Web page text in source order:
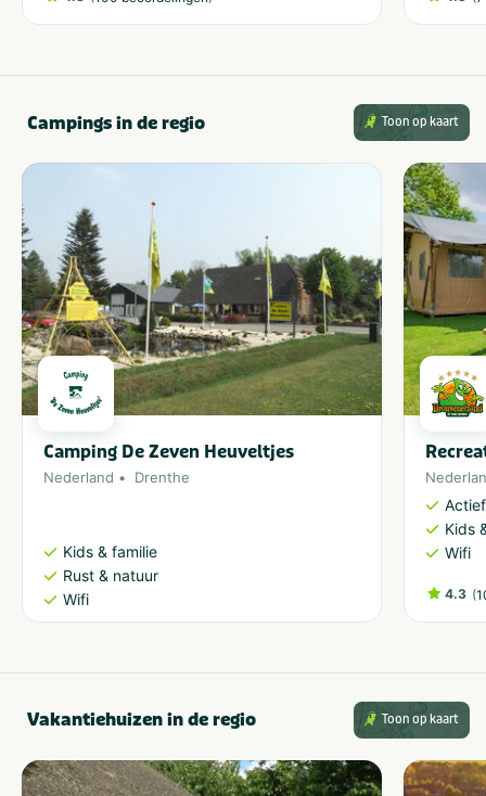
Campings in de regio Toon op kaart
Camping De Zeven Heuveltjes
Nederland Drenthe
Kids & familie
Rust & natuur
Wifi
Kids
Wifi
4.3 (
Vakantiehuizen in de regio Toon op kaart